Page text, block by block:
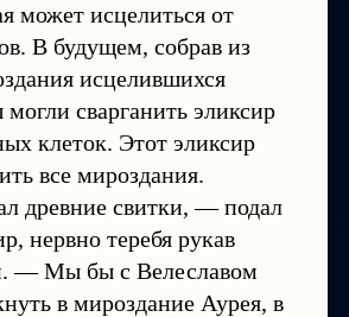
может исцелиться от
В будущем, собрав из
исцелившихся
сварганить эликсир
клеток. Этот эликсир
все мироздания.
древние свитки, — подал
нервно теребя рукав
— Мы бы с Велеславом
в мироздание Аурея, в